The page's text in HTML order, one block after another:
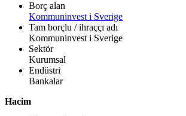
Borç alan
Kommuninvest i Sverige
Tam borçlu / ihraççı adı
Kommuninvest i Sverige
Sektör
Kurumsal
Endüstri
Bankalar
Hacim